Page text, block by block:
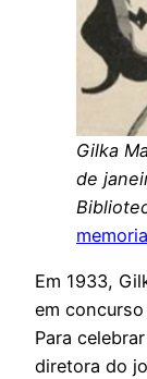
Gilka
de
Em 1933,
em
Para
diretora do